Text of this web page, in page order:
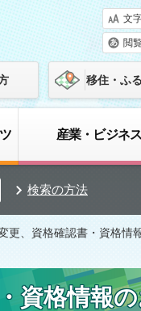
文
閲
移住・ふ
産業・ビジネス
検索の方法
更、資格確認書・資格情
資格情報